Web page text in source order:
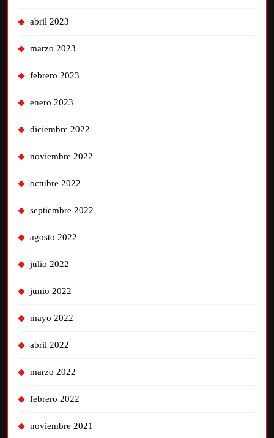
abril 2023
marzo 2023
febrero 2023
enero 2023
diciembre 2022
noviembre 2022
octubre 2022
septiembre 2022
agosto 2022
julio 2022
junio 2022
mayo 2022
abril 2022
marzo 2022
febrero 2022
noviembre 2021